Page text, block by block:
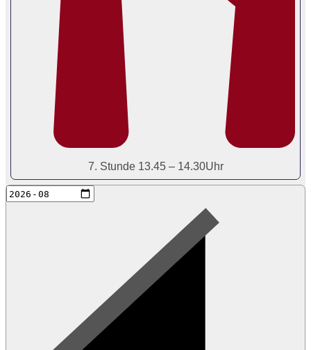
7. Stunde 13.45 – 14.30Uhr